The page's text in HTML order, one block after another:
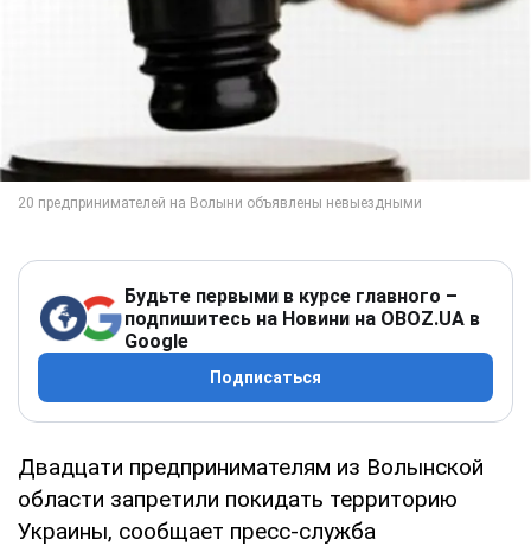
Будьте первыми в курсе главного –
подпишитесь на Новини на OBOZ.UA в
Google
Подписаться
Двадцати предпринимателям из Волынской
области запретили покидать территорию
Украины, сообщает пресс-служба